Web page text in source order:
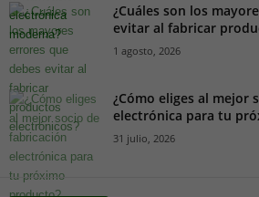
¿Cuáles son los
evitar al fabricar
1 agosto, 2026
¿Cómo eliges al mejor
electrónica para tu
31 julio, 2026